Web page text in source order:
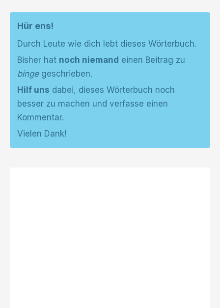
Hür ens!
Durch Leute wie dich lebt dieses Wörterbuch.
Bisher hat noch niemand einen Beitrag zu
bingegeschrieben.
Hilf uns dabei, dieses Wörterbuch noch
besser zu machen und verfasse einen
Kommentar.
Vielen Dank!